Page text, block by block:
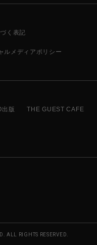
く表記
ルメディアポリシー
出版 THE GUEST CAFE
ALL RIGHTS RESERVED.